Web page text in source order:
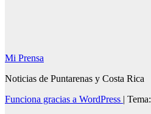
Mi Prensa
Noticias de Puntarenas y Costa Rica
Funciona gracias a WordPress | Tema: